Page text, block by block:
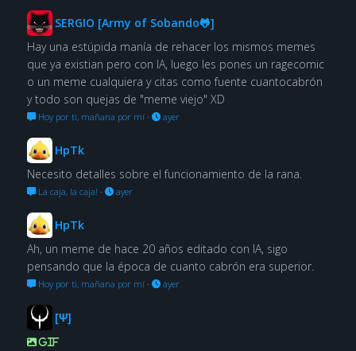
SERGIO [Army of Sobando🐸]
Hay una estúpida manía de rehacer los mismos memes
que ya existian pero con IA, luego les pones un ragecomic
o un meme cualquiera y citas como fuente cuantocabrón
y todo son quejas de "meme viejo" XD
Hoy por ti, mañana por mí· ayer
HpTk
Necesito detalles sobre el funcionamiento de la rana.
La caja, la caja! · ayer
HpTk
Ah, un meme de hace 20 años editado con IA, sigo
pensando que la época de cuanto cabrón era superior.
Hoy por ti, mañana por mí· ayer
[Ψ]
GIF